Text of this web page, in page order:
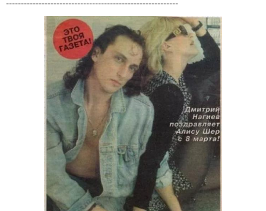
----------------------------------------------------------